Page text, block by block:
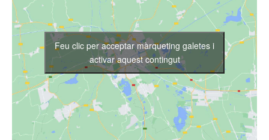
Feu clic per acceptar màrqueting galetes i
activar aquest contingut